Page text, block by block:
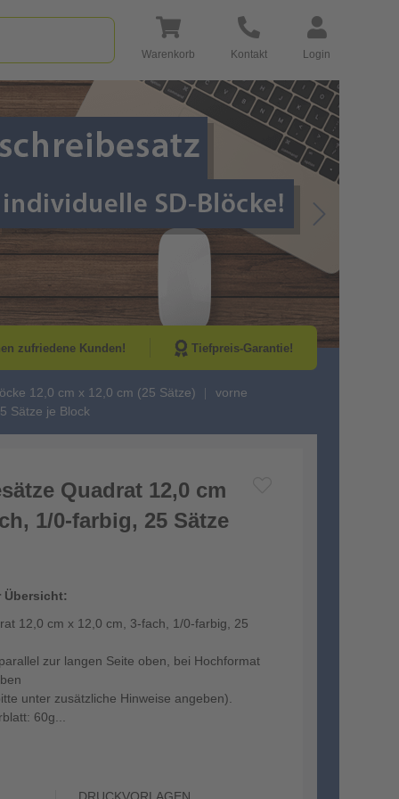
Warenkorb Kontakt Login
Go to Next
zufriedene Kunden! Tiefpreis-Garantie!
12,0 cm x 12,0 cm (25 Sätze)
vorne
Sätze je Block
Quadrat 12,0 cm
1/0-farbig, 25 Sätze
Übersicht:
12,0 cm x 12,0 cm, 3-fach, 1/0-farbig, 25
zur langen Seite oben, bei Hochformat
unter zusätzliche Hinweise angeben).
60g...